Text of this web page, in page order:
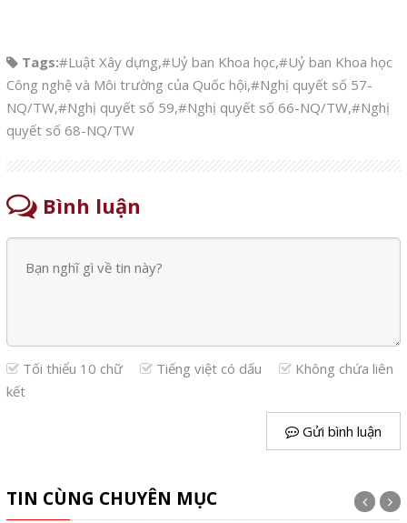
Tags:#Luật Xây dựng,#Uỷ ban Khoa học,#Uỷ ban Khoa học
Công nghệ và Môi trường của Quốc hội,#Nghị quyết số 57-
NQ/TW,#Nghị quyết số 59,#Nghị quyết số 66-NQ/TW,#Nghị
quyết số 68-NQ/TW
Bình luận
Tối thiểu 10 chữ Tiếng việt có dấu
Không chứa liên
kết
Gửi bình luận
TIN CÙNG CHUYÊN MỤC